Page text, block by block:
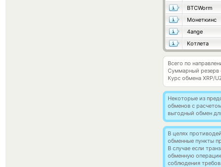
BTCWorm
Монеткинс
4ange
Котлета
Всего по
Суммарный резерв
Курс обмена XRP/
Некоторые из
обменов с
выгодный обмен
В целях
обменные пункты
В случае если
обменную
соблюдения